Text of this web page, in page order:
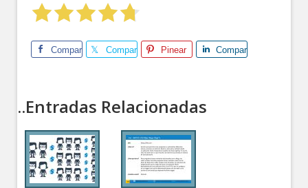
Comparte Comparte Pinear Comparte
..Entradas Relacionadas